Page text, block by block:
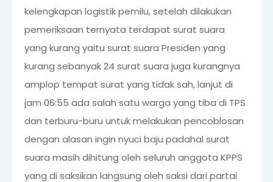
kelengkapan logistik pemilu, setelah dilakukan
pemeriksaan ternyata terdapat surat suara
yang kurang yaitu surat suara Presiden yang
kurang sebanyak 24 surat suara juga kurangnya
amplop tempat surat yang tidak sah, lanjut di
jam 06:55 ada salah satu warga yang tiba di TPS
dan terburu-buru untuk melakukan pencoblosan
dengan alasan ingin nyuci baju padahal surat
suara masih dihitung oleh seluruh anggota KPPS
yang di saksikan langsung oleh saksi dari partai